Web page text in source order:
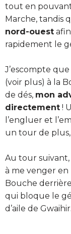
tout en
Marche, tandis
nord-ouest
rapidement le
J’escompte
(voir plus) à la
de dés, mon
directement !
l’engluer et
un tour de plus,
Au tour
à me venger
Bouche
qui bloque le
d’aile de